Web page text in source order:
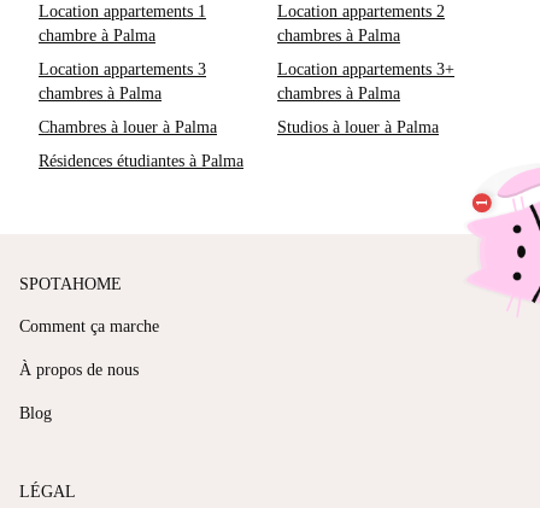
Location appartements 1
chambre à Palma
Location appartements 2
chambres à Palma
Location appartements 3
chambres à Palma
Location appartements 3+
chambres à Palma
Chambres à louer à Palma
Studios à louer à Palma
Résidences étudiantes à Palma
SPOTAHOME
Comment ça marche
À propos de nous
Blog
LÉGAL